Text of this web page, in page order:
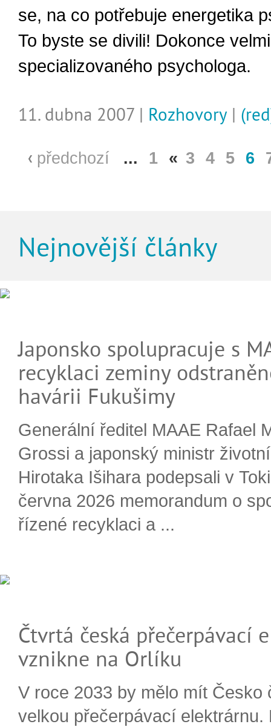
se, na co potřebuje energetika
To byste se divili! Dokonce velmi
specializovaného psychologa.
11. dubna 2007 | Rozhovory|
předchozí ... 1 « 3 4 5 6
Nejnovější články
Japonsko spolupracuje s
recyklaci zeminy
havárii Fukušimy
Generální ředitel MAAE Rafael
Grossi a japonský ministr
Hirotaka Išihara podepsali v
června 2026 memorandum o
řízené recyklaci a ...
Čtvrtá česká přečerpávací
vznikne na Orlíku
V roce 2033 by mělo mít Česko
velkou přečerpávací elektrárnu.